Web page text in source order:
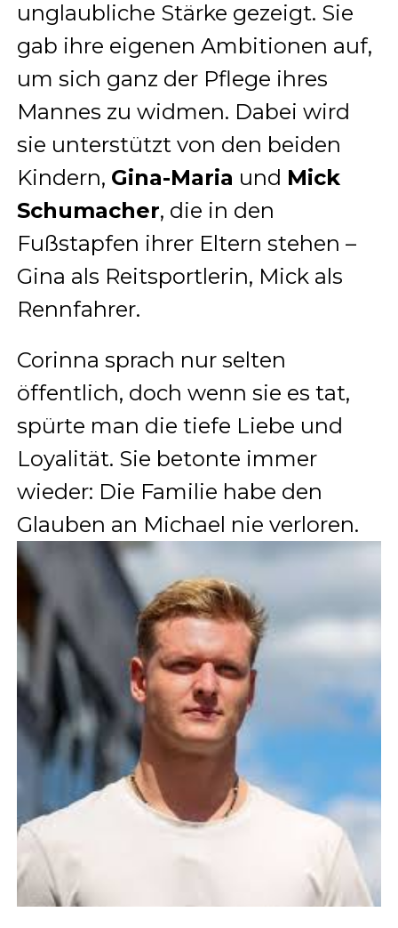
unglaubliche Stärke gezeigt. Sie
gab ihre eigenen Ambitionen auf,
um sich ganz der Pflege ihres
Mannes zu widmen. Dabei wird
sie unterstützt von den beiden
Kindern, Gina-Maria und Mick
Schumacher, die in den
Fußstapfen ihrer Eltern stehen –
Gina als Reitsportlerin, Mick als
Rennfahrer.
Corinna sprach nur selten
öffentlich, doch wenn sie es tat,
spürte man die tiefe Liebe und
Loyalität. Sie betonte immer
wieder: Die Familie habe den
Glauben an Michael nie verloren.